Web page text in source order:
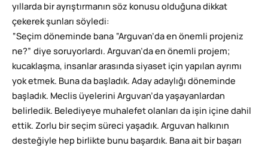
yıllarda bir ayrıştırmanın söz konusu olduğuna dikkat
çekerek şunları söyledi:
“Seçim döneminde bana “Arguvan’da en önemli projeniz
ne?” diye soruyorlardı. Arguvan’da en önemli projem;
kucaklaşma, insanlar arasında siyaset için yapılan ayrımı
yok etmek. Buna da başladık. Aday adaylığı döneminde
başladık. Meclis üyelerini Arguvan’da yaşayanlardan
belirledik. Belediyeye muhalefet olanları da işin içine dahil
ettik. Zorlu bir seçim süreci yaşadık. Arguvan halkının
desteğiyle hep birlikte bunu başardık. Bana ait bir başarı